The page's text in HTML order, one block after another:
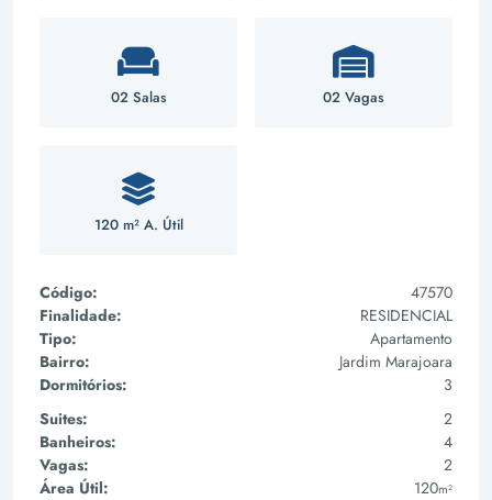
02 Salas 02 Vagas
120 m² A. Útil
Código:
47570
Finalidade:
RESIDENCIAL
Tipo:
Apartamento
Bairro:
Jardim Marajoara
Dormitórios:
3
Suites:
2
Banheiros:
4
Vagas:
2
Área Útil:
120m²